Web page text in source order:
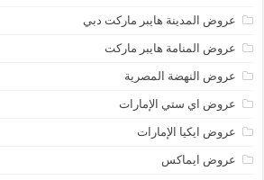
عروض المدينة هايبر ماركت دبي
عروض المنامة هايبر ماركت
عروض النهضة المصرية
عروض اي ستي الإمارات
عروض ايكيا الإمارات
عروض ايماكس